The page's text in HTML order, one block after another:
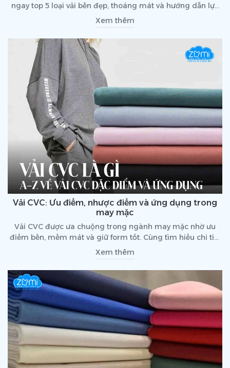
ngay top 5 loại vải bền đẹp, thoáng mát và hướng dẫn lựa
chọn phù hợp.
Xem thêm
Vải CVC: Ưu điểm, nhược điểm và ứng dụng trong
may mặc
Vải CVC được ưa chuộng trong ngành may mặc nhờ ưu
điểm bền, mềm mát và giữ form tốt. Cùng tìm hiểu chi tiết
tại đây.
Xem thêm